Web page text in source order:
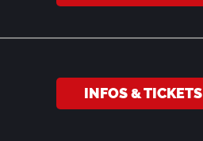
INFOS & TICKETS